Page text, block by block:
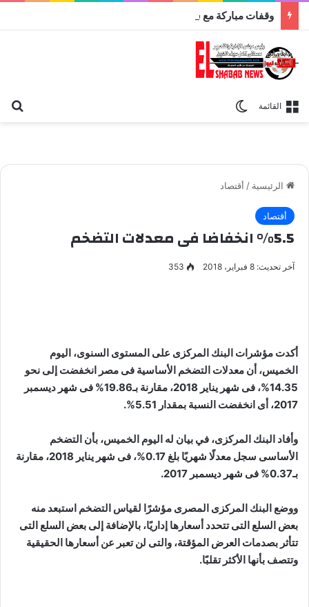
القائمة
الرئيسية / أقتصاد
أقتصاد
%5.5 انخفاضا فى معدلات التضخم
آخر تحديث: 8 فبراير، 2018 353
أكدت مؤشرات البنك المركزى على المستوى السنوى، اليوم
الخميس، أن معدلات التضخم الأساسية فى مصر انخفضت إلى نحو
14.35%، فى شهر يناير 2018، مقارنة بـ19.86% فى شهر ديسمبر
2017، أى انخفضت النسبة بمقدار 5.51%.
وأفاد البنك المركزى، في بيان له اليوم الخميس، بأن التضخم
الأساسى سجل معدلًا شهريًا بلغ 0.17%، فى شهر يناير 2018، مقارنة
بـ0.37% فى شهر ديسمبر 2017.
ووضع البنك المركزى المصرى مؤشرًا لقياس التضخم استبعد منه
بعض السلع التى تتحدد أسعارها إداريًا، بالإضافة إلى بعض السلع التى
تتأثر بصدمات العرض المؤقتة، والتى لن تعبر عن أسعارها الحقيقية
وتتصف بأنها الأكثر تقلبًا.